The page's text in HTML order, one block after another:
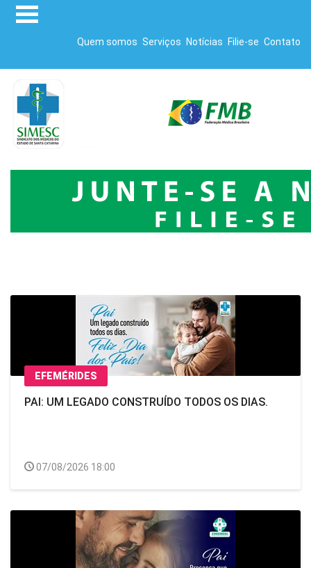
Quem somos Serviços Notícias Filie-se Contato
EFEMÉRIDES
PAI: UM LEGADO CONSTRUÍDO TODOS OS DIAS.
07/08/2026 18:00